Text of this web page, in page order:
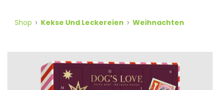
Shop Kekse Und Leckereien Weihnachten